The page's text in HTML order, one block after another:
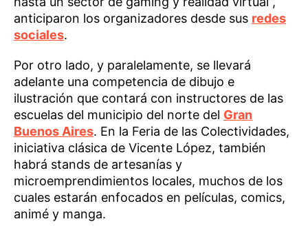
anticiparon los organizadores desde sus redes
sociales.
Por otro lado, y paralelamente, se llevará
adelante una competencia de dibujo e
ilustración que contará con instructores de las
escuelas del municipio del norte del Gran
Buenos Aires. En la Feria de las Colectividades,
iniciativa clásica de Vicente López, también
habrá stands de artesanías y
microemprendimientos locales, muchos de los
cuales estarán enfocados en películas, comics,
animé y manga.